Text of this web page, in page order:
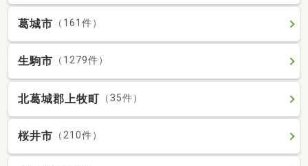
葛城市 （161件）
生駒市 （1279件）
北葛城郡上牧町 （35件）
桜井市 （210件）